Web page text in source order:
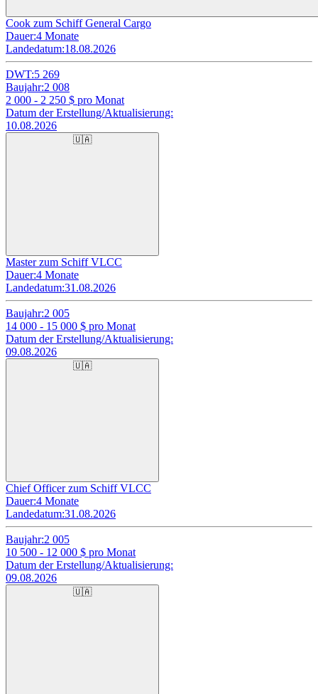
Cook zum Schiff General Cargo
Dauer:4 Monate
Landedatum:18.08.2026
DWT:5 269
Baujahr:2 008
2 000 - 2 250 $ pro Monat
Datum der Erstellung/Aktualisierung:
10.08.2026
🇺🇦
Master zum Schiff VLCC
Dauer:4 Monate
Landedatum:31.08.2026
Baujahr:2 005
14 000 - 15 000 $ pro Monat
Datum der Erstellung/Aktualisierung:
09.08.2026
🇺🇦
Chief Officer zum Schiff VLCC
Dauer:4 Monate
Landedatum:31.08.2026
Baujahr:2 005
10 500 - 12 000 $ pro Monat
Datum der Erstellung/Aktualisierung:
09.08.2026
🇺🇦